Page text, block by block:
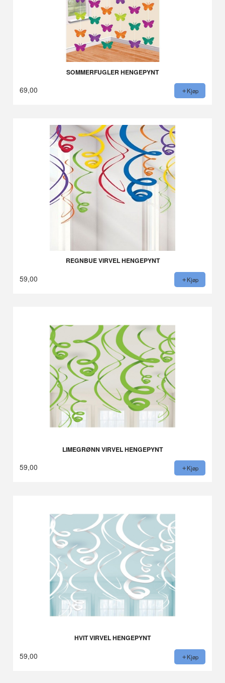
SOMMERFUGLER HENGEPYNT
69,00 Kjøp
REGNBUE VIRVEL HENGEPYNT
59,00 Kjøp
LIMEGRØNN VIRVEL HENGEPYNT
59,00 Kjøp
HVIT VIRVEL HENGEPYNT
59,00 Kjøp